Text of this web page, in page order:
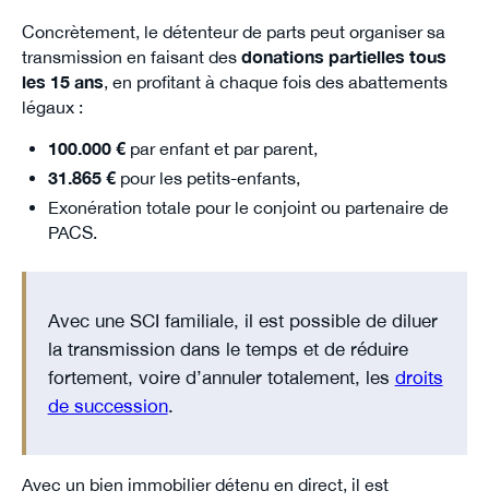
Concrètement, le détenteur de parts peut organiser sa
transmission en faisant des donations partielles tous
les 15 ans, en profitant à chaque fois des abattements
légaux :
100.000 €par enfant et par parent,
31.865 €pour les petits-enfants,
Exonération totale pour le conjoint ou partenaire de
PACS.
Avec une SCI familiale, il est possible de diluer
la transmission dans le temps et de réduire
fortement, voire d’annuler totalement, les droits
de succession.
Avec un bien immobilier détenu en direct, il est